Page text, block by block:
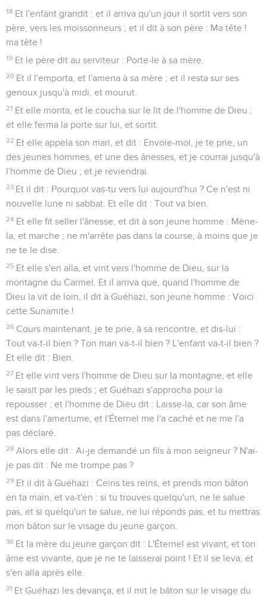
18 Et l'enfant grandit : et il arriva qu'un jour il sortit vers son
père, vers les moissonneurs ; et il dit à son père : Ma tête !
ma tête !
19 Et le père dit au serviteur : Porte-le à sa mère.
20 Et il l'emporta, et l'amena à sa mère ; et il resta sur ses
genoux jusqu'à midi, et mourut.
21 Et elle monta, et le coucha sur le lit de l'homme de Dieu ;
et elle ferma la porte sur lui, et sortit.
22 Et elle appela son mari, et dit : Envoie-moi, je te prie, un
des jeunes hommes, et une des ânesses, et je courrai jusqu'à
l'homme de Dieu ; et je reviendrai.
23 Et il dit : Pourquoi vas-tu vers lui aujourd'hui ? Ce n'est ni
nouvelle lune ni sabbat. Et elle dit : Tout va bien.
24 Et elle fit seller l'ânesse, et dit à son jeune homme : Mène-
la, et marche ; ne m'arrête pas dans la course, à moins que je
ne te le dise.
25 Et elle s'en alla, et vint vers l'homme de Dieu, sur la
montagne du Carmel. Et il arriva que, quand l'homme de
Dieu la vit de loin, il dit à Guéhazi, son jeune homme : Voici
cette Sunamite !
26 Cours maintenant, je te prie, à sa rencontre, et dis-lui :
Tout va-t-il bien ? Ton mari va-t-il bien ? L'enfant va-t-il bien ?
Et elle dit : Bien.
27 Et elle vint vers l'homme de Dieu sur la montagne, et elle
le saisit par les pieds ; et Guéhazi s'approcha pour la
repousser ; et l'homme de Dieu dit : Laisse-la, car son âme
est dans l'amertume, et l'Éternel me l'a caché et ne me l'a
pas déclaré.
28 Alors elle dit : Ai-je demandé un fils à mon seigneur ? N'ai-
je pas dit : Ne me trompe pas ?
29 Et il dit à Guéhazi : Ceins tes reins, et prends mon bâton
en ta main, et va-t'en : si tu trouves quelqu'un, ne le salue
pas, et si quelqu'un te salue, ne lui réponds pas, et tu mettras
mon bâton sur le visage du jeune garçon.
30 Et la mère du jeune garçon dit : L'Éternel est vivant, et ton
âme est vivante, que je ne te laisserai point ! Et il se leva, et
s'en alla après elle.
31 Et Guéhazi les devança, et il mit le bâton sur le visage du